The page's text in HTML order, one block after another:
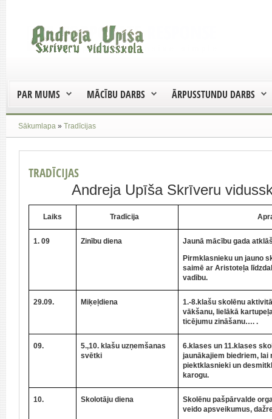
PAR MUMS MĀCĪBU DARBS ĀRPUSSTUNDU DARBS
Sākumlapa » Tradīcijas
TRADĪCIJAS
Andreja Upīša Skrīveru
Laiks Tradīcija
1. 09 Zinību diena Jaunā mācību gada
Pirmklasnieku un jauno
saimē ar Aristoteļa
vadību.
29.09. Miķeļdiena
1.-8.klašu skolēnu
vākšanu, lielākā
ticējumu zināšanu…. .
09.
5.,10. klašu uzņemšanas
svētki
6.klases un 11.klases
jaunākajiem biedriem, lai
piektklasnieki un
karogu.
10. Skolotāju diena
Skolēnu pašpārvalde
veido apsveikumus,